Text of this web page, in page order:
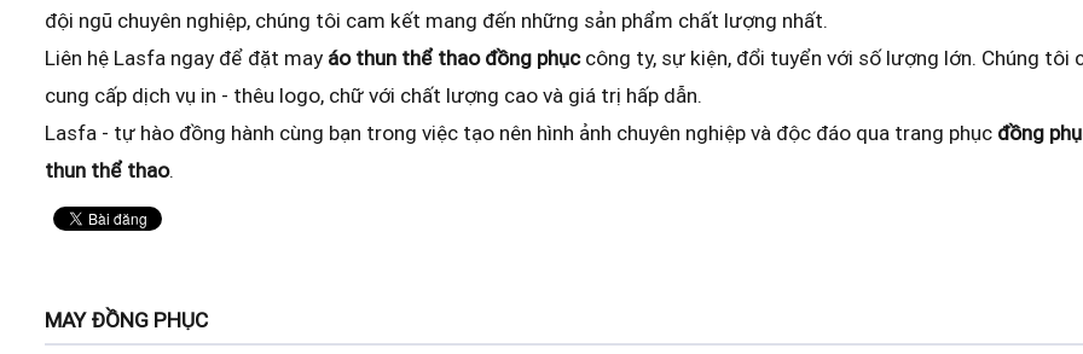
đội ngũ chuyên nghiệp, chúng tôi cam kết mang đến những sản phẩm chất lượng nhất.
Liên hệ Lasfa ngay để đặt may áo thun thể thao đồng phụccông ty, sự kiện, đổi tuyển với số lượng lớn. Chúng tôi
cung cấp dịch vụ in - thêu logo, chữ với chất lượng cao và giá trị hấp dẫn.
Lasfa - tự hào đồng hành cùng bạn trong việc tạo nên hình ảnh chuyên nghiệp và độc đáo qua trang phục đồng
thun thể thao.
MAY ĐỒNG PHỤC